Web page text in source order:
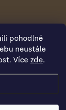
pohodlné
neustále
Více zde.
vyhrazena.